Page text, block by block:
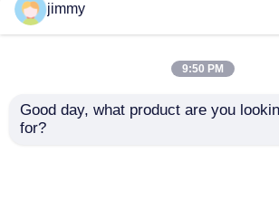
연락주세요
경우
나사형 외부 스프링 플
jimmy
9:50 PM
Good day, what product are you
for?